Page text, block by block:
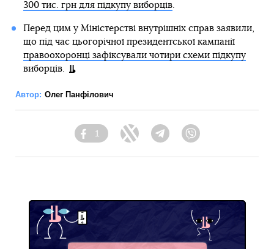
300 тис. грн для підкупу виборців.
Перед цим у Міністерстві внутрішніх справ заявили,
що під час цьогорічної президентської кампанії
правоохоронці зафіксували чотири схеми підкупу
виборців.
Автор: Олег Панфілович
Facebook
1
Twitter Telegram